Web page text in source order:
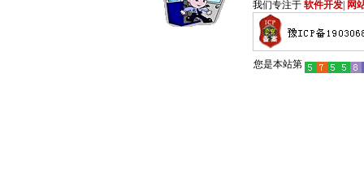
我们专注于 软件开发 网
您是本站第